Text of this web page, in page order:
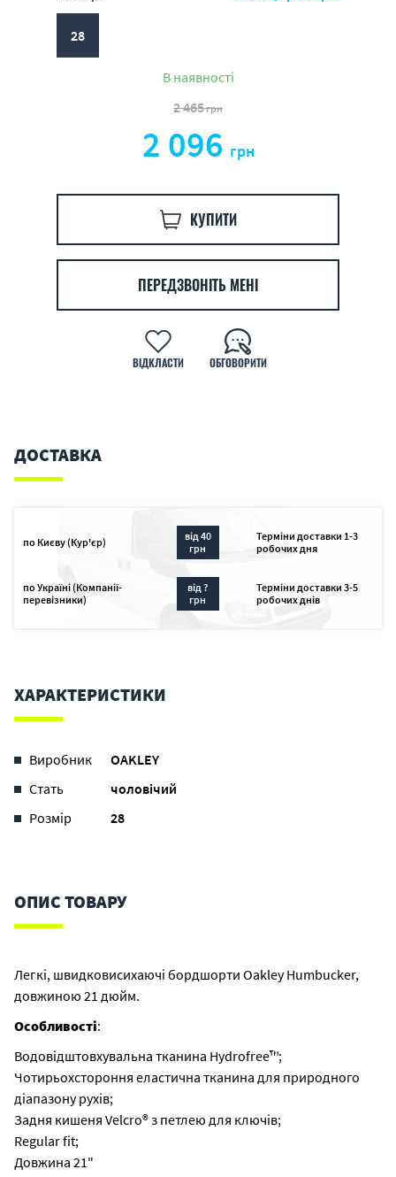
28
В наявності
2 465грн
2 096 грн
КУПИТИ
ПЕРЕДЗВОНІТЬ МЕНІ
ВІДКЛАСТИ ОБГОВОРИТИ
ДОСТАВКА
по Києву (Кур'єр)
від 40
грн
Терміни доставки 1-3
робочих дня
по Україні (Компанії-
перевізники)
від ?
грн
Терміни доставки 3-5
робочих днів
ХАРАКТЕРИСТИКИ
Виробник
OAKLEY
Стать
чоловічий
Розмір
28
ОПИС ТОВАРУ
Легкі, швидковисихаючі бордшорти Oakley Humbucker,
довжиною 21 дюйм.
Особливості:
Водовідштовхувальна тканина Hydrofree™;
Чотирьохстороння еластична тканина для природного
діапазону рухів;
Задня кишеня Velcro® з петлею для ключів;
Regular fit;
Довжина 21"